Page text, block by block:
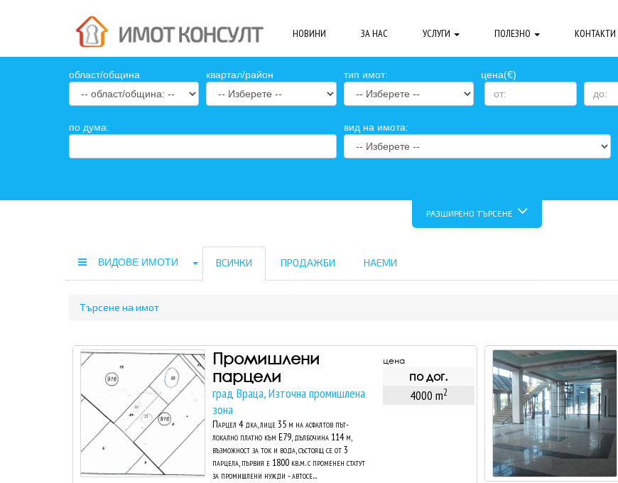
НОВИНИ ЗА НАС УСЛУГИ ПОЛЕЗНО КОНТАКТИ
oбласт/община квартал/район тип имот: цена(€)
по дума: вид на имота:
РАЗШИРЕНО ТЪРСЕНЕ
ВИДОВЕ ИМОТИ ВСИЧКИ ПРОДАЖБИ НАЕМИ
Търсене на имот
Промишлени
парцели
град Враца, Източна промишлена
зона
Парцел 4 дка, лице 35 м на асфалтов път-
локално платно към Е79, дълбочина 114 м,
възможност за ток и вода, състоящ се от 3
парцела, първия е 1800 кв.м. с променен статут
за промишлени нужди - автосе...
цена
по дог.
4000 m2